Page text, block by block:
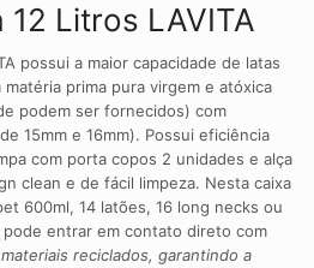
12 Litros LAVITA
possui a maior capacidade de latas
prima pura virgem e atóxica
podem ser fornecidos) com
15mm e 16mm). Possui eficiência
com porta copos 2 unidades e alça
clean e de fácil limpeza. Nesta caixa
600ml, 14 latões, 16 long necks ou
entrar em contato direto com
reciclados, garantindo a